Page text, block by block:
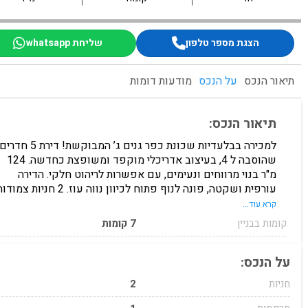
הצגת מספר טלפון שליחת whatsapp
תיאור הנכס על הנכס מודעות דומות
תיאור הנכס:
למכירה בבלעדיות שכונת כפר גנים ג’ המבוקשת! דירת 5 חדרים
שהוסבה ל 4, בעיצוב אדריכלי מוקפד ומשופצת כחדשה. 124
מ"ר בנוי מרווחים ונעימים, עם אפשרות לריהוט חלקי. הדירה
עורפית ושקטה, פונה לנוף פתוח לכיוון נווה עוז. 2 חניות
לדירה. מיקום מושלם בקרבה למרכזים קהילתיים, מוסדות חינוך.
לפרטים נוספים ולסיור אישי: נועם מלול
קרא עוד...
קומות בבניין 7 קומות
על הנכס:
חניות
2